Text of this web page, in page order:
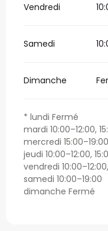
Vendredi
Samedi
Dimanche
* lundi Fermé
mardi 10:00–12:00,
mercredi 15:00–19:00
jeudi 10:00–12:00,
vendredi
samedi 10:00–19:00
dimanche Fermé